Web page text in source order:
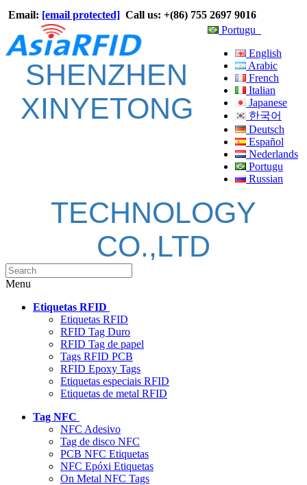
Email: [email protected] Call us: +(86) 755 2697 9016
Portugu
English
Arabic
French
Italian
Japanese
한국어
Deutsch
Español
Nederlands
Portugu
Russian
SHENZHEN
XINYETONG
TECHNOLOGY
CO.,LTD
Menu
Etiquetas RFID
Etiquetas RFID
RFID Tag Duro
RFID Tag de papel
Tags RFID PCB
RFID Epoxy Tags
Etiquetas especiais RFID
Etiquetas de metal RFID
Tag NFC
NFC Adesivo
Tag de disco NFC
PCB NFC Etiquetas
NFC Epóxi Etiquetas
On Metal NFC Tags